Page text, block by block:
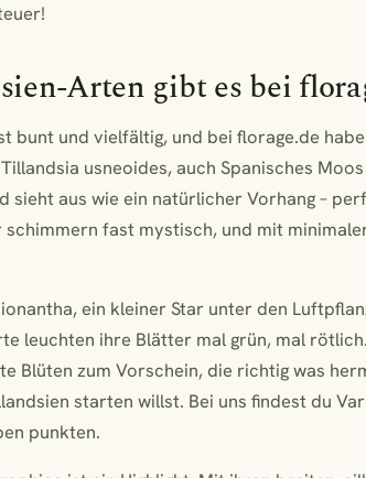
Arten gibt es bei
bunt und vielfältig, und bei florage.de
usneoides, auch Spanisches
sieht aus wie ein natürlicher Vorhang –
fast mystisch, und mit
ein kleiner Star unter den
leuchten ihre Blätter mal grün, mal
Blüten zum Vorschein, die richtig was
starten willst. Bei uns findest du
punkten.